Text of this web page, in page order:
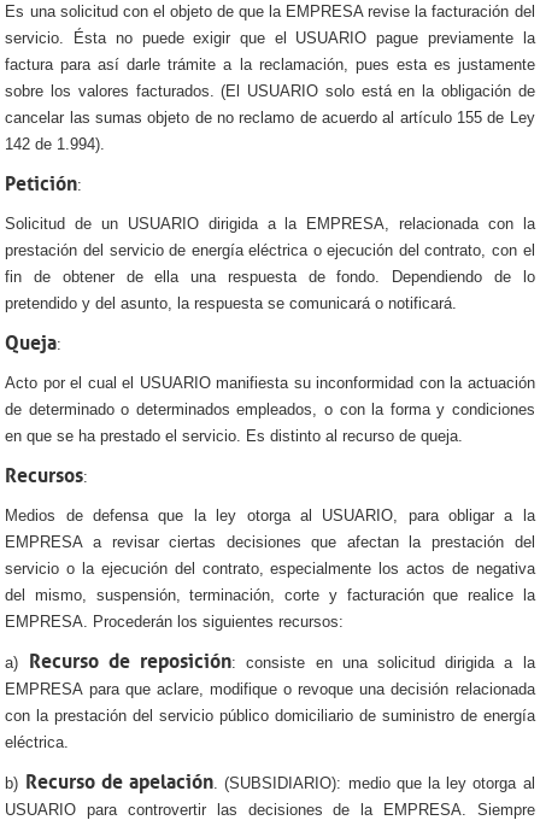
Es una solicitud con el objeto de que la EMPRESA revise la facturación del
servicio. Ésta no puede exigir que el USUARIO pague previamente la
factura para así darle trámite a la reclamación, pues esta es justamente
sobre los valores facturados. (El USUARIO solo está en la obligación de
cancelar las sumas objeto de no reclamo de acuerdo al artículo 155 de Ley
142 de 1.994).
Petición:
Solicitud de un USUARIO dirigida a la EMPRESA, relacionada con la
prestación del servicio de energía eléctrica o ejecución del contrato, con el
fin de obtener de ella una respuesta de fondo. Dependiendo de lo
pretendido y del asunto, la respuesta se comunicará o notificará.
Queja:
Acto por el cual el USUARIO manifiesta su inconformidad con la actuación
de determinado o determinados empleados, o con la forma y condiciones
en que se ha prestado el servicio. Es distinto al recurso de queja.
Recursos:
Medios de defensa que la ley otorga al USUARIO, para obligar a la
EMPRESA a revisar ciertas decisiones que afectan la prestación del
servicio o la ejecución del contrato, especialmente los actos de negativa
del mismo, suspensión, terminación, corte y facturación que realice la
EMPRESA. Procederán los siguientes recursos:
a) Recurso de reposición: consiste en una solicitud dirigida a la
EMPRESA para que aclare, modifique o revoque una decisión relacionada
con la prestación del servicio público domiciliario de suministro de energía
eléctrica.
b) Recurso de apelación . (SUBSIDIARIO): medio que la ley otorga al
USUARIO para controvertir las decisiones de la EMPRESA. Siempre